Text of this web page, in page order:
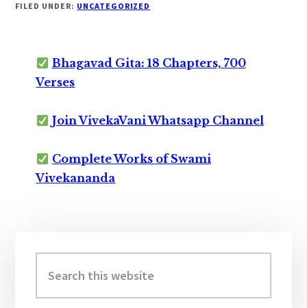
FILED UNDER: UNCATEGORIZED
Bhagavad Gita: 18 Chapters, 700
Verses
Join VivekaVani Whatsapp Channel
Complete Works of Swami
Vivekananda
Sidebar
this
website